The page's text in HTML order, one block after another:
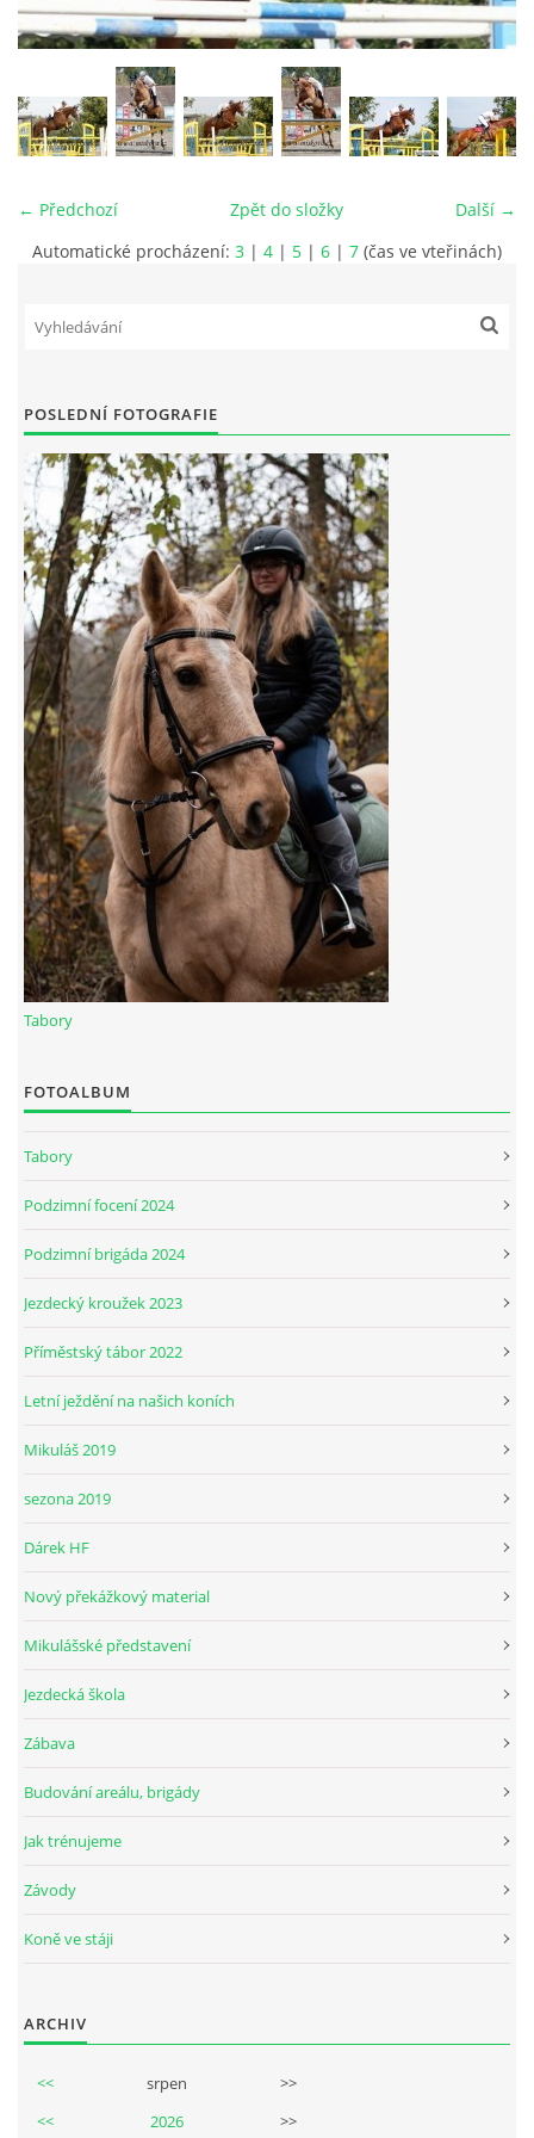
VIDEA
ODKAZY
CENÍK SLUŽEB
PŘISPĚVEK ČUS KARVINA -PODPORA SPORTU V
NÁHRADNÍ TERMÍN BRIGÁDY PRO TY KTEŘÍ SE
NEDOSTAVILI NA PODZIMNÍ BRIGÁDU
ČLENOVÉ RYCHVALDU 2023
7:4 (VELKÝ PÁTEK) KROUŽEK NEBUDE
JARNÍ BRIGÁDA 20.5.2023
DNE 17.11.2023 KROUŽEK JEZDECTVÍ NENÍ
DĚKUJEME MĚSTU RYCHVALD ZA DOTACI V ROCE 2023
NABÍZÍME BRIGÁDU U NÁS VE STÁJI. PRO BLIŽŠÍ INFO
VOLEJTE 604265192
DĚKUJEME ZA PODPORU ČESKÉ UNIÍ SPORTU
PÁTEČNÍ KROUŽEK " ŠKOLA JEZDECTVÍ " BUDE ZAHÁJEN
ČLENOVÉ JK CABALLERO Z RYCHVALDU
PODZIMNÍ BRIGÁDA 4.10.2025
← Předchozí Další →
Zpět do složky
Automatické procházení: 3 | 4 | 5 | 6 | 7 (čas ve vteřinách)
POSLEDNÍ FOTOGRAFIE
Tabory
FOTOALBUM
Tabory
Podzimní focení 2024
Podzimní brigáda 2024
Jezdecký kroužek 2023
Příměstský tábor 2022
Letní ježdění na našich koních
Mikuláš 2019
sezona 2019
Dárek HF
Nový překážkový material
Mikulášské představení
Jezdecká škola
Zábava
Budování areálu, brigády
Jak trénujeme
Závody
Koně ve stáji
ARCHIV
<< srpen
>>
<<
2026 >>